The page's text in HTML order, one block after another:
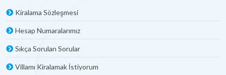
Kiralama Sözleşmesi
Hesap Numaralarımız
Sıkça Sorulan Sorular
Villamı Kiralamak İstiyorum